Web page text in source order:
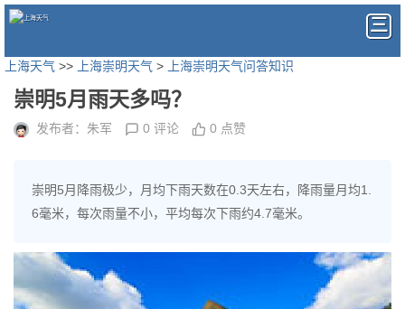
上海天气 >> 上海崇明天气 > 上海崇明天气问答知识
崇明5月雨天多吗？
发布者：朱军 0 评论 0 点赞
崇明5月降雨极少，月均下雨天数在0.3天左右，降雨量月均1.
6毫米，每次雨量不小，平均每次下雨约4.7毫米。